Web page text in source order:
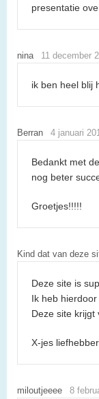
presentatie
nina 11 december
ik ben heel blij
Berran 4 januari
Bedankt met
nog beter
Groetjes!!!!!
Kind dat van deze
Deze site is
Ik heb
Deze site krijgt
X-jes
miloutjeeee 8